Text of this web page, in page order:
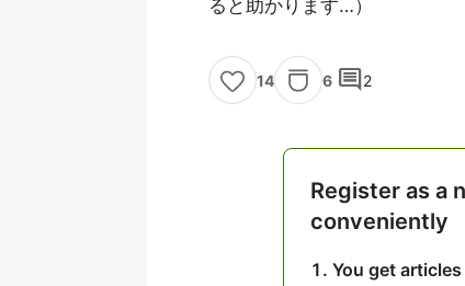
ると助かります…）
14 6 comment2
Register as a
conveniently
You get